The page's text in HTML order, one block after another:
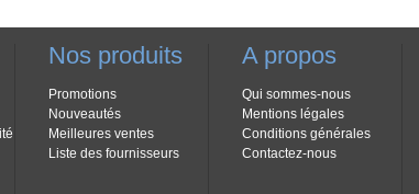
Nos produits
Promotions
Nouveautés
Meilleures ventes
Liste des fournisseurs
A propos
Qui sommes-nous
Mentions légales
Conditions générales
Contactez-nous